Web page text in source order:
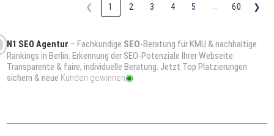
❮ 1 2 3 4 5 60 ❯
N 1 SEO Agentur – Fachkundige SEO-Beratung für KMU & nachhaltige
Rankings in Berlin. Erkennung der SEO-Potenziale Ihrer Webseite.
Transparente & faire, individuelle Beratung. Jetzt Top Platzierungen
sichern & neue Kunden gewinnen